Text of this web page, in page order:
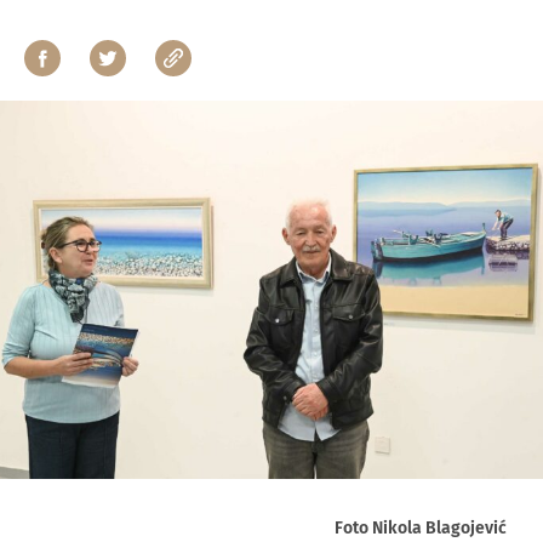
Foto Nikola Blagojević